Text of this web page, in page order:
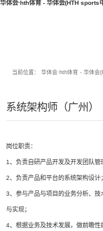
华体会·hth体育 - 华体会(HTH sports
当前位置： 华体会·hth体育 - 华体
系统架构师（广州）
岗位职责：
1、负责自研产品开发及开发团队管
2、负责产品和平台的系统架构设计；
3、参与产品与项目的业务分析、
与实现；
4、根据业务及技术发展，做前瞻性